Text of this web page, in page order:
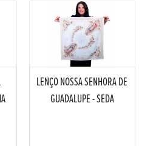
LENÇO NOSSA SENHORA DE
GUADALUPE - SEDA